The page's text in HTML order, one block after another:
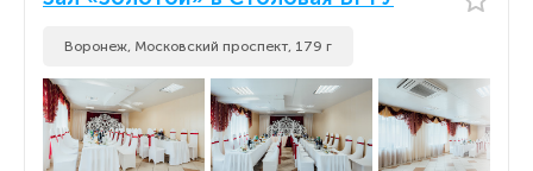
Воронеж, Московский проспект, 179 г